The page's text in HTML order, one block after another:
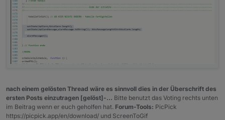
nach einem gelösten Thread wäre es sinnvoll dies in der Überschrift des
ersten Posts einzutragen [gelöst]-... Bitte benutzt das Voting rechts unten
im Beitrag wenn er euch geholfen hat. Forum-Tools: PicPick
https://picpick.app/en/download/ und ScreenToGif